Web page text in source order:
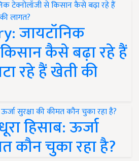
जायटॉनिक
कैसे बढ़ा रहे हैं
रहे हैं खेती की
हिसाब: ऊर्जा
कौन चुका रहा है?